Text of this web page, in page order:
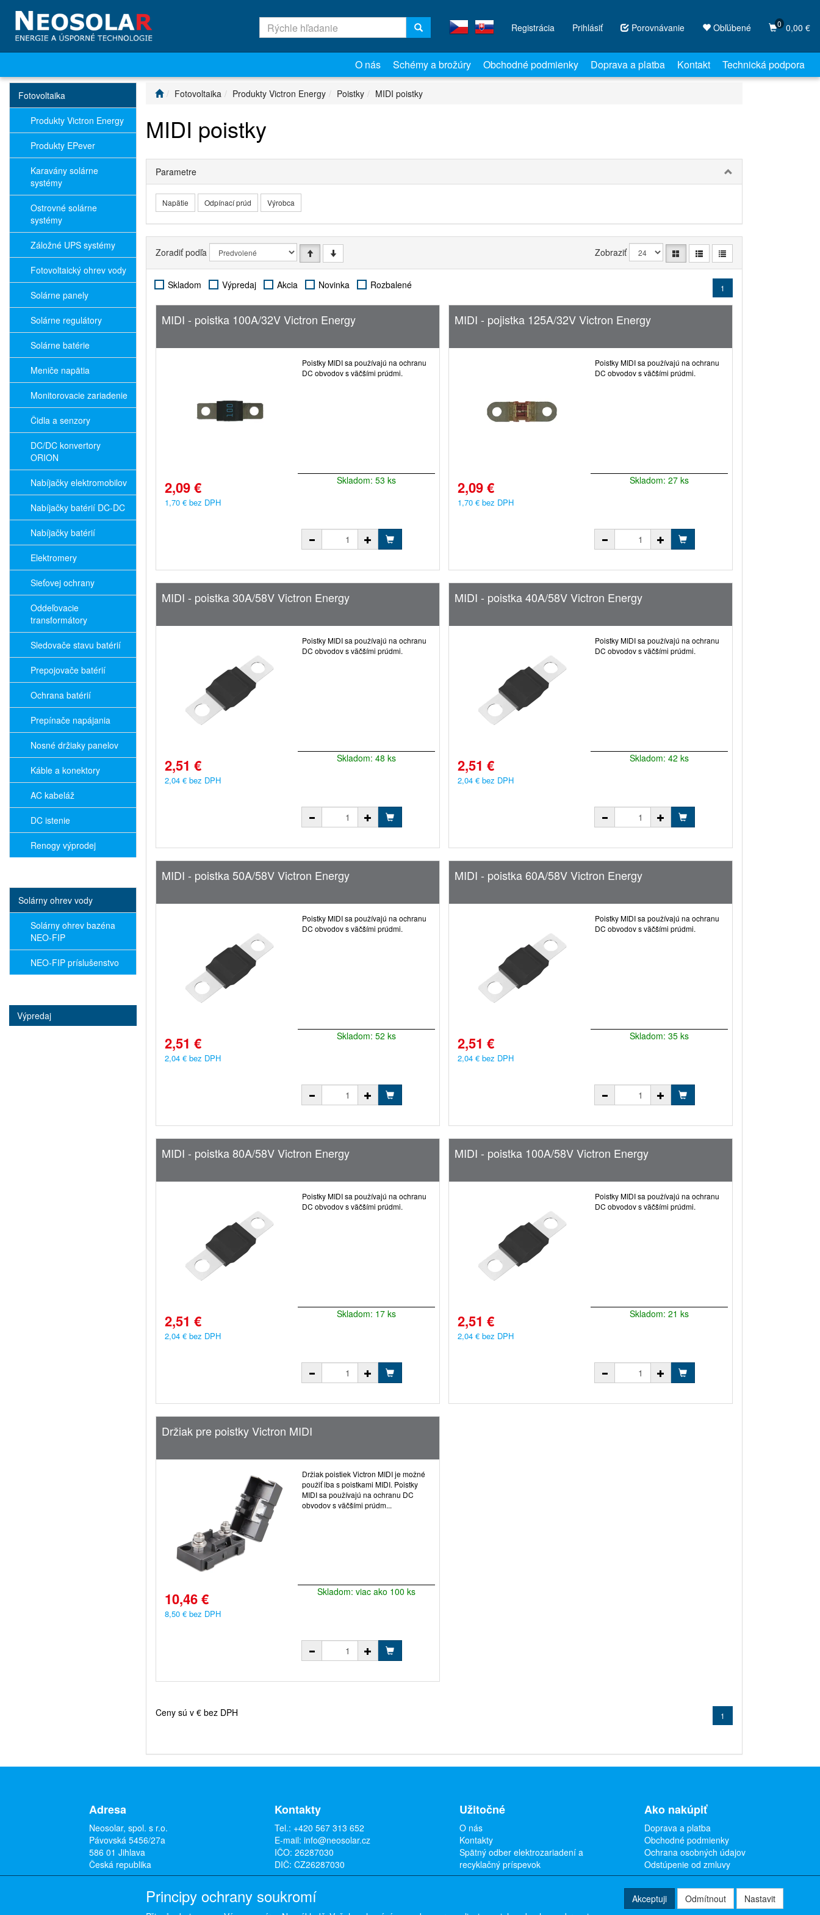
Porovnávanie Obľúbené 0 0,00 €
Registrácia Prihlásiť
O nás Schémy a brožúry Obchodné podmienky Doprava a platba Kontakt Technická podpora
Fotovoltaika
Produkty Victron Energy
Produkty EPever
Karavány solárne
systémy
Ostrovné solárne
systémy
Záložné UPS systémy
Fotovoltaický ohrev vody
Solárne panely
Solárne regulátory
Solárne batérie
Meniče napätia
Monitorovacie zariadenie
Čidla a senzory
DC/DC konvertory
ORION
Nabíjačky elektromobilov
Nabíjačky batérií DC-DC
Nabíjačky batérií
Elektromery
Sieťovej ochrany
Oddeľovacie
transformátory
Sledovače stavu batérií
Prepojovače batérií
Ochrana batérií
Prepínače napájania
Nosné držiaky panelov
Káble a konektory
AC kabeláž
DC istenie
Renogy výprodej
Solárny ohrev vody
Solárny ohrev bazéna
NEO-FIP
NEO-FIP príslušenstvo
Výpredaj
Fotovoltaika Produkty Victron Energy Poistky MIDI poistky
MIDI poistky
Parametre
Napätie Odpínací prúd Výrobca
Zoradiť podľa Zobraziť
Skladom Výpredaj Akcia Novinka Rozbalené 1
MIDI - poistka 100A/32V Victron Energy
Poistky MIDI sa používajú na ochranu
DC obvodov s väčšími prúdmi.
2,09 €
1,70 € bez DPH
Skladom: 53 ks
MIDI - pojistka 125A/32V Victron Energy
Poistky MIDI sa používajú na ochranu
DC obvodov s väčšími prúdmi.
2,09 €
1,70 € bez DPH
Skladom: 27 ks
MIDI - poistka 30A/58V Victron Energy
Poistky MIDI sa používajú na ochranu
DC obvodov s väčšími prúdmi.
2,51 €
2,04 € bez DPH
Skladom: 48 ks
MIDI - poistka 40A/58V Victron Energy
Poistky MIDI sa používajú na ochranu
DC obvodov s väčšími prúdmi.
2,51 €
2,04 € bez DPH
Skladom: 42 ks
MIDI - poistka 50A/58V Victron Energy
Poistky MIDI sa používajú na ochranu
DC obvodov s väčšími prúdmi.
2,51 €
2,04 € bez DPH
Skladom: 52 ks
MIDI - poistka 60A/58V Victron Energy
Poistky MIDI sa používajú na ochranu
DC obvodov s väčšími prúdmi.
2,51 €
2,04 € bez DPH
Skladom: 35 ks
MIDI - poistka 80A/58V Victron Energy
Poistky MIDI sa používajú na ochranu
DC obvodov s väčšími prúdmi.
2,51 €
2,04 € bez DPH
Skladom: 17 ks
MIDI - poistka 100A/58V Victron Energy
Poistky MIDI sa používajú na ochranu
DC obvodov s väčšími prúdmi.
2,51 €
2,04 € bez DPH
Skladom: 21 ks
Držiak pre poistky Victron MIDI
Držiak poistiek Victron MIDI je možné
použiť iba s poistkami MIDI. Poistky
MIDI sa používajú na ochranu DC
obvodov s väčšími prúdm...
10,46 €
8,50 € bez DPH
Skladom: viac ako 100 ks
Ceny sú v € bez DPH 1
Adresa
Neosolar, spol. s r.o.
Pávovská 5456/27a
586 01 Jihlava
Česká republika
Kontakty
Tel.: +420 567 313 652
E-mail: info@neosolar.cz
IČO: 26287030
DIČ: CZ26287030
Užitočné
O nás
Kontakty
Spätný odber elektrozariadení a
recyklačný príspevok
Ako nakúpiť
Doprava a platba
Obchodné podmienky
Ochrana osobných údajov
Odstúpenie od zmluvy
Principy ochrany soukromí Akceptuji Odmítnout Nastavit